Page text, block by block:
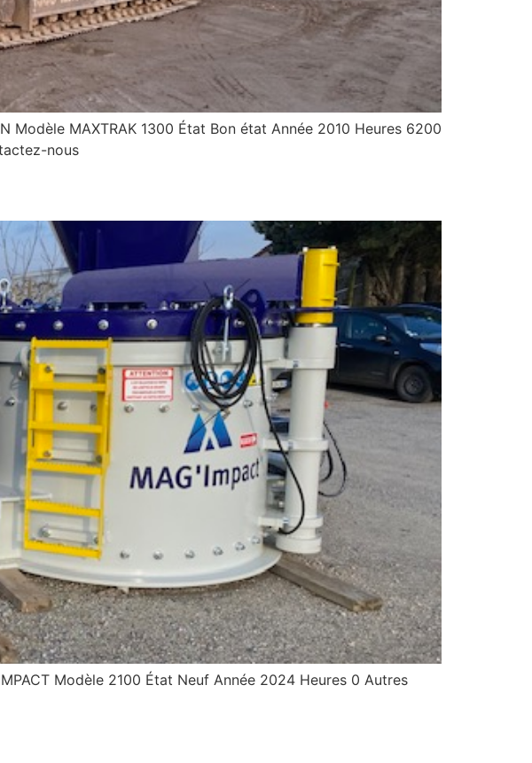
Modèle MAXTRAK 1300 État Bon état Année 2010 Heures 6200
nous
Modèle 2100 État Neuf Année 2024 Heures 0 Autres